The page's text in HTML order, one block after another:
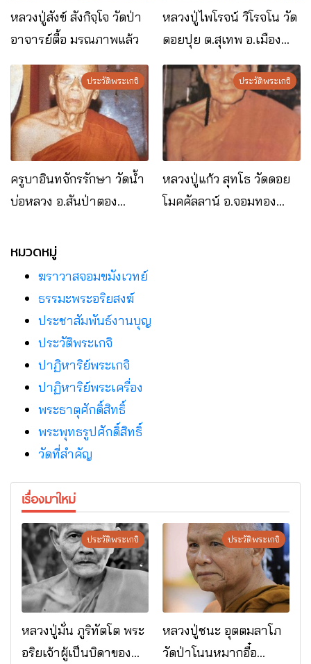
หลวงปู่สังข์ สังกิจฺโจ วัดป่า
อาจารย์ตื้อ มรณภาพแล้ว
หลวงปู่ไพโรจน์ วิโรจโน วัด
ดอยปุย ต.สุเทพ อ.เมือง
จ.เชียงใหม่
ประวัติพระเกจิ
ครูบาอินทจักรรักษา วัดน้ำ
บ่อหลวง อ.สันป่าตอง
ประวัติพระเกจิ
หลวงปู่แก้ว สุทโธ วัดดอย
โมคคัลลาน์ อ.จอมทอง
หมวดหมู่
ฆราวาสจอมขมังเวทย์
ธรรมะพระอริยสงฆ์
ประชาสัมพันธ์งานบุญ
ประวัติพระเกจิ
ปาฏิหาริย์พระเกจิ
ปาฏิหาริย์พระเครื่อง
พระธาตุศักดิ์สิทธิ์
พระพุทธรูปศักดิ์สิทธิ์
วัดที่สําคัญ
เรื่องมาใหม่
ประวัติพระเกจิ
หลวงปู่มั่น ภูริทัตโต พระ
อริยเจ้าผู้เป็นบิดาของ
ประวัติพระเกจิ
หลวงปู่ชนะ อุตตมลาโภ
วัดป่าโนนหมากอื๋อ